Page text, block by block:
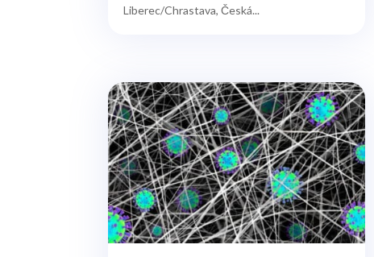
Liberec/Chrastava, Česká...